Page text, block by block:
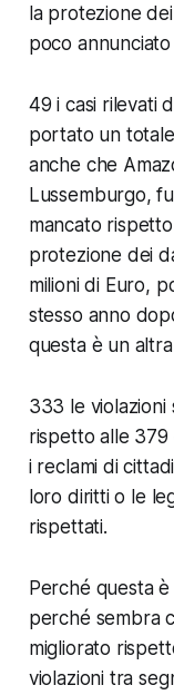
la protezione
poco
49 i casi rilevati
portato un
anche che
Lussemburgo,
mancato
protezione dei
milioni di Euro,
stesso anno
questa è un
333 le violazioni
rispetto alle
i reclami di
loro diritti o le
rispettati.
Perché questa
perché sembra
migliorato
violazioni tra